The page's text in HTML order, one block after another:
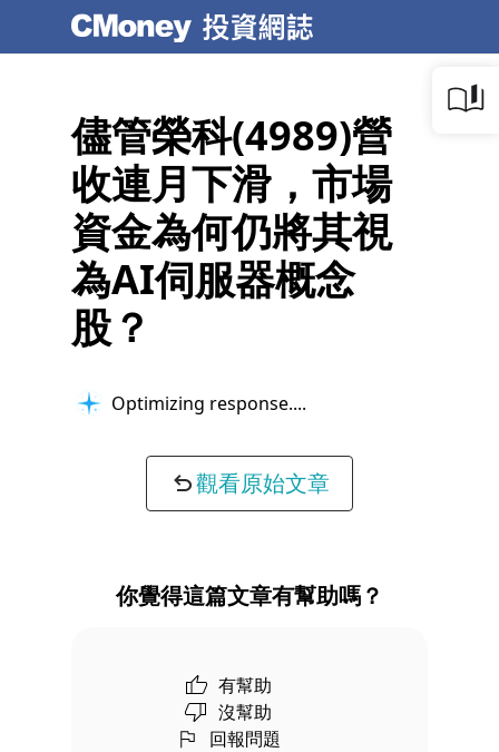
儘管榮科(4989)營
收連月下滑，市場
資金為何仍將其視
為AI伺服器概念
股？
Optimizing response...
觀看原始文章
你覺得這篇文章有幫助嗎？
有幫助
沒幫助
回報問題